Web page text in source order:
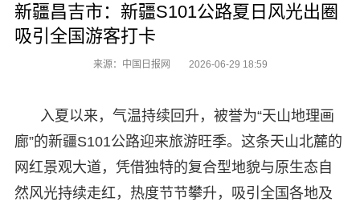
新疆昌吉市：新疆S101公路夏日风光出圈
吸引全国游客打卡
来源：中国日报网 2026-06-29 18:59
入夏以来，气温持续回升，被誉为“天山地理画
廊”的新疆S101公路迎来旅游旺季。这条天山北麓的
网红景观大道，凭借独特的复合型地貌与原生态自
然风光持续走红，热度节节攀升，吸引全国各地及